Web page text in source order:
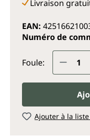
Livraison
EAN:
Numéro de
Foule:
Ajouter à la